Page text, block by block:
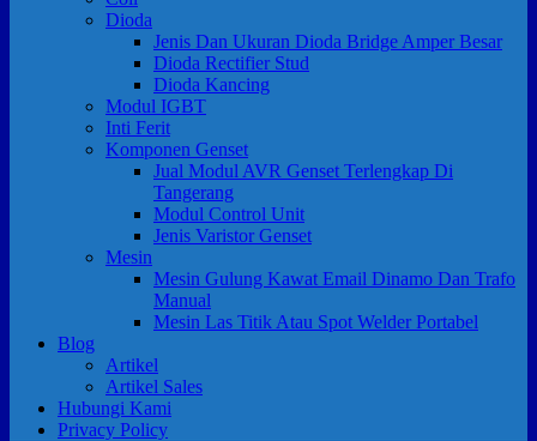
Dioda
Jenis Dan Ukuran Dioda Bridge Amper Besar
Dioda Rectifier Stud
Dioda Kancing
Modul IGBT
Inti Ferit
Komponen Genset
Jual Modul AVR Genset Terlengkap Di
Tangerang
Modul Control Unit
Jenis Varistor Genset
Mesin
Mesin Gulung Kawat Email Dinamo Dan Trafo
Manual
Mesin Las Titik Atau Spot Welder Portabel
Blog
Artikel
Artikel Sales
Hubungi Kami
Privacy Policy